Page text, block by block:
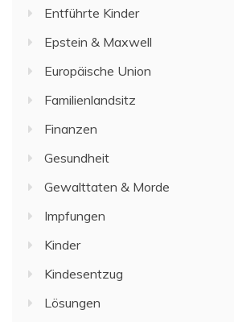
Entführte Kinder
Epstein & Maxwell
Europäische Union
Familienlandsitz
Finanzen
Gesundheit
Gewalttaten & Morde
Impfungen
Kinder
Kindesentzug
Lösungen